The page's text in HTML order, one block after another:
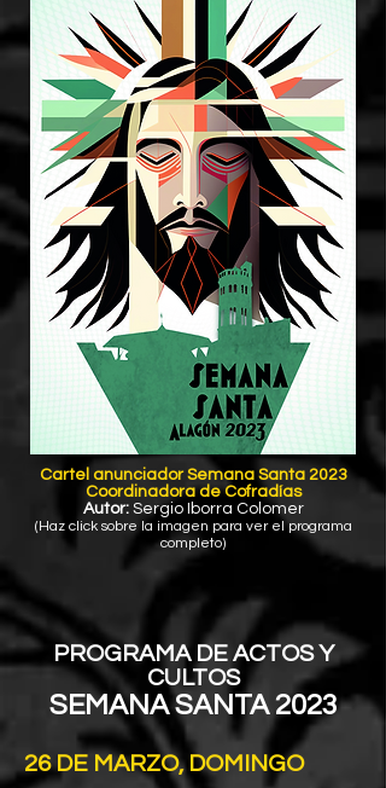
Cartel anunciador Semana Santa 2023
Coordinadora de Cofradías
Autor:Sergio Iborra Colomer
(Haz click sobre la imagen para ver el programa
completo)
PROGRAMA DE ACTOS Y
CULTOS
SEMANA SANTA 2023
26 DE MARZO, DOMINGO